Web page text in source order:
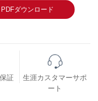
PDFダウンロード
証
生涯カスタマーサポ
ート